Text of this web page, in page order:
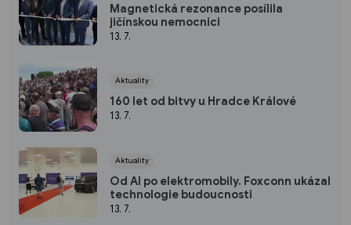
Magnetická rezonance posílila
jičínskou nemocnici
13. 7.
Aktuality
160 let od bitvy u Hradce Králové
13. 7.
Aktuality
Od AI po elektromobily. Foxconn ukázal
technologie budoucnosti
13. 7.